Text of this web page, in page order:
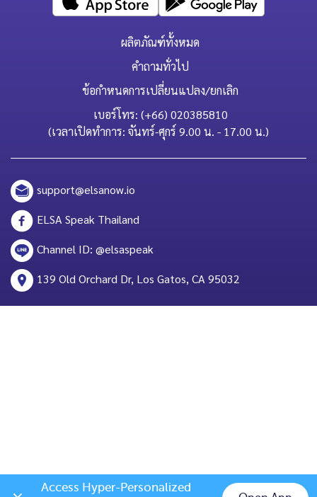
ผลิตภัณฑ์ทั้งหมด
คำถามทั่วไป
ข้อกำหนดการเปลี่ยนแปลง/ยกเลิก
เบอร์โทร: (+66) 020385810
(เวลาเปิดทำการ: จันทร์-ศุกร์ 9.00 น. - 17.00 น.)
support@elsanow.io
ELSA Speak Thailand
Channel ID: @elsaspeak
139 Old Orchard Dr, Los Gatos, CA 95032
Access Hyper-Personalized